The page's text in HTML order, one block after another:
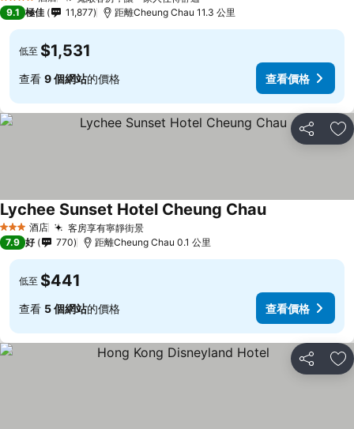
4 星級
9.1 極佳 11,877 距離Cheung Chau 11.3 公里
低至 $1,531
查看 9 個網站的價格 查看價格
分享 放
3 星級 酒店 客房享有寧靜街景
Lychee Sunset Hotel Cheung Chau
7.9 好 770 距離Cheung Chau 0.1 公里
低至 $441
查看 5 個網站的價格 查看價格
分享 放